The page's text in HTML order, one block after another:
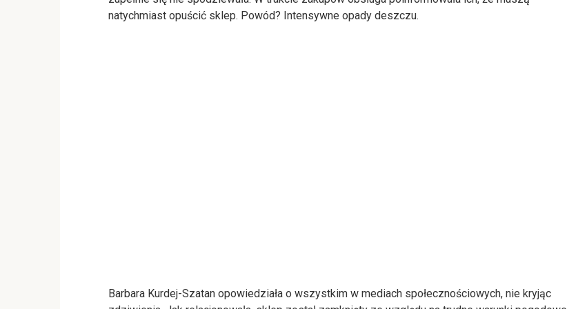
natychmiast opuścić sklep. Powód? Intensywne opady deszczu.
Barbara Kurdej-Szatan opowiedziała o wszystkim w mediach społecznościowych, nie kryjąc